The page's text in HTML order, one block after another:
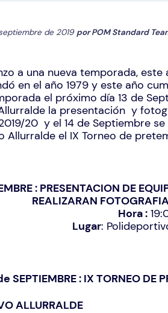
de 2019 porPOM Standard
a una nueva temporada,
en el año 1979 y este año
el próximo día 13 de
la presentación y
20 y el 14 de Septiembre
Allurralde el IX Torneo de
: PRESENTACION DE
REALIZARAN
Hora :
Lugar:
SEPTIEMBRE : IX TORNEO DE